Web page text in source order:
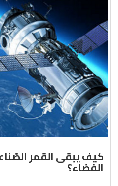
كيف يبقى القمر
الفضاء؟